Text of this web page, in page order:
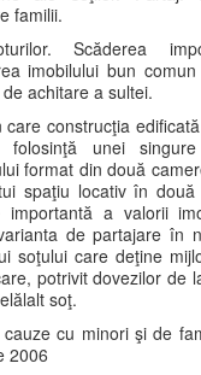
familii.
Scăderea
imobilului bun
achitare a sultei.
construcţia
folosinţă unei
format din două
spaţiu locativ în
a valorii
de partajare în
soţului care deţine
potrivit dovezilor de
soţ.
cu minori şi de
2006